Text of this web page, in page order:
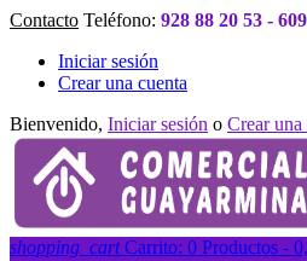
Contacto Teléfono: 928 88 20 53 -
Iniciar sesión
Crear una cuenta
Bienvenido, Iniciar sesión o Crear una
shopping_cart Carrito: 0 Productos -